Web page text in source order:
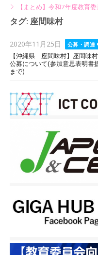
【まとめ】令和7年度教育
タグ: 座間味村
Posted
on
2020年11月25日 公募・調達
【沖縄県 座間味村】座間味
公募について(参加意思表明書
まで)